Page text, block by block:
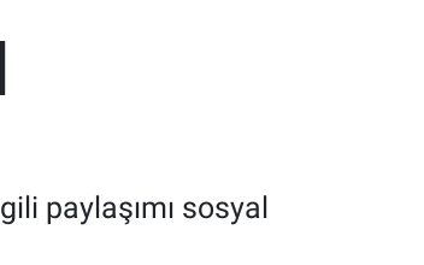
paylaşımı sosyal